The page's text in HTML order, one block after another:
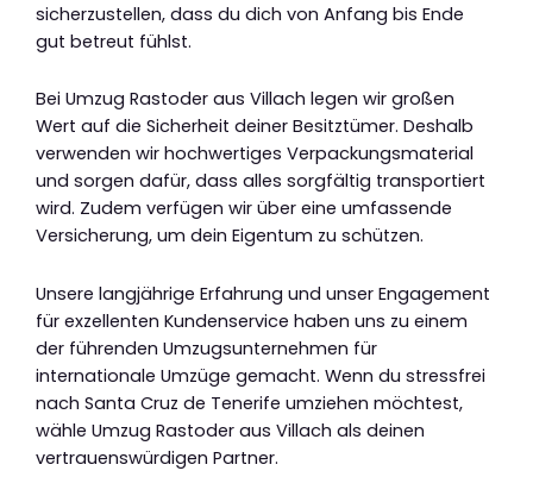
sicherzustellen, dass du dich von Anfang bis Ende
gut betreut fühlst.
Bei Umzug Rastoder aus Villach legen wir großen
Wert auf die Sicherheit deiner Besitztümer. Deshalb
verwenden wir hochwertiges Verpackungsmaterial
und sorgen dafür, dass alles sorgfältig transportiert
wird. Zudem verfügen wir über eine umfassende
Versicherung, um dein Eigentum zu schützen.
Unsere langjährige Erfahrung und unser Engagement
für exzellenten Kundenservice haben uns zu einem
der führenden Umzugsunternehmen für
internationale Umzüge gemacht. Wenn du stressfrei
nach Santa Cruz de Tenerife umziehen möchtest,
wähle Umzug Rastoder aus Villach als deinen
vertrauenswürdigen Partner.